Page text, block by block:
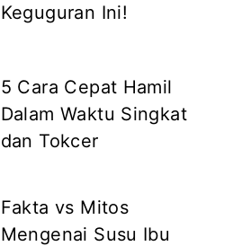
Keguguran Ini!
5 Cara Cepat Hamil
Dalam Waktu Singkat
dan Tokcer
Fakta vs Mitos
Mengenai Susu Ibu